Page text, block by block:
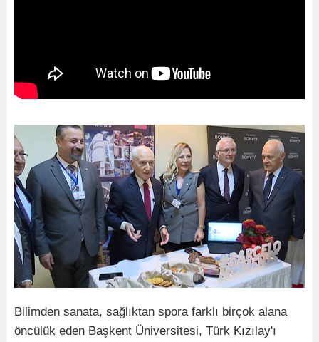
Bilimden sanata, sağlıktan spora farklı birçok alana
öncülük eden Başkent Üniversitesi, Türk Kızılay'ı